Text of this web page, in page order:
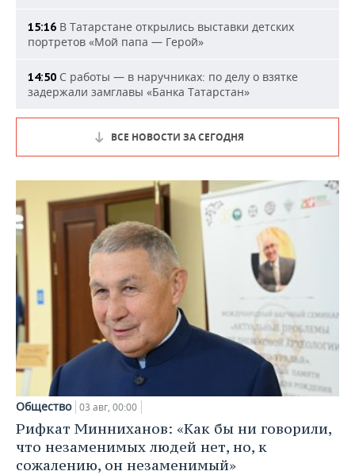
15:16 В Татарстане открылись выставки детских
портретов «Мой папа — Герой»
14:50 С работы — в наручниках: по делу о взятке
задержали замглавы «Банка Татарстан»
ВСЕ НОВОСТИ ЗА СЕГОДНЯ
Общество 03 авг, 00:00
Рифкат Минниханов: «Как бы ни говорили,
что незаменимых людей нет, но, к
сожалению, он незаменимый»